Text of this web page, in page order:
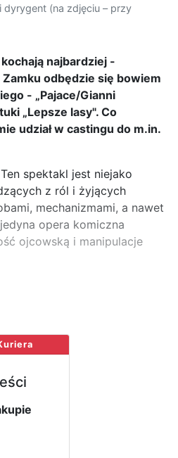
(na zdjęciu – przy
najbardziej -
odbędzie się bowiem
- „Pajace/Gianni
„Lepsze lasy". Co
udział w castingu do m.in.
spektakl jest niejako
z ról i żyjących
mechanizmami, a nawet
opera komiczna
ojcowską i manipulacje